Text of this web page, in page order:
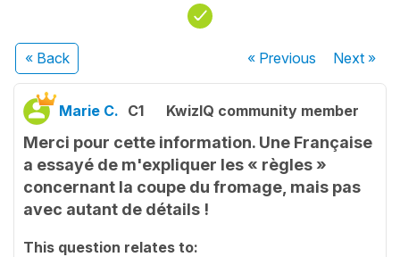
« Back « Previous Next»
Marie C. C1 KwizIQ community member
Merci pour cette information. Une Française
a essayé de m'expliquer les « règles »
concernant la coupe du fromage, mais pas
avec autant de détails !
This question relates to: